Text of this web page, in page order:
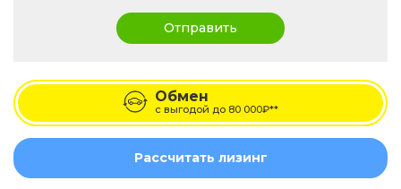
Отправить
Обмен
с выгодой до 80 000₽**
Рассчитать лизинг